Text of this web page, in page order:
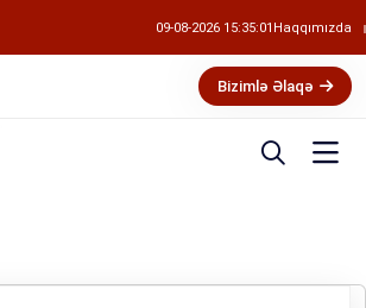
09-08-2026 15:35:01 Haqqımızda
Bizimlə Əlaqə